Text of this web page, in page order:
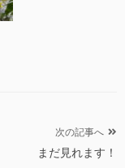
次の記事へ
まだ見れます！